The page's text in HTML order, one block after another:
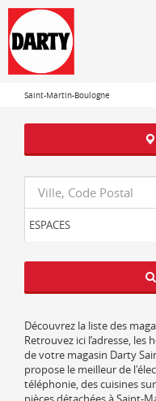
Tous les magasins Darty
Hauts-de-France
Pas-de-Calais
Saint-Martin-Boulogne
Requête
ESPACES
Latitude
Longitude
Découvrez la liste des
Retrouvez ici l’adresse, les
de votre magasin Darty
propose le meilleur de
téléphonie, des cuisines